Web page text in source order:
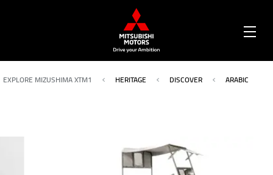
MENU
ARABIC
DISCOVER
HERITAGE
EXPLORE MIZUSHIMA XTM1